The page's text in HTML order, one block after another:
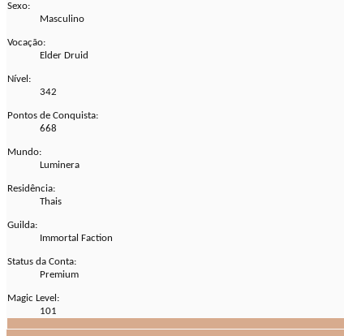
Sexo:
Masculino
Vocação:
Elder Druid
Nível:
342
Pontos de Conquista:
668
Mundo:
Luminera
Residência:
Thais
Guilda:
Immortal Faction
Status da Conta:
Premium
Magic Level:
101